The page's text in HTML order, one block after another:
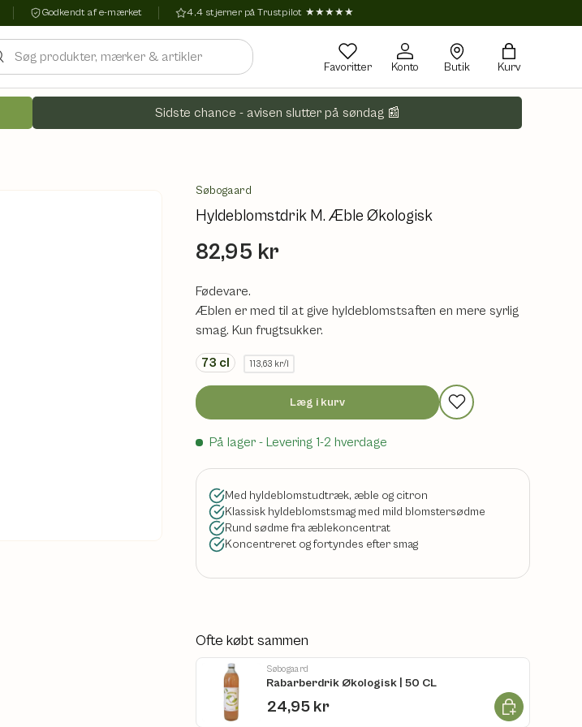
Godkendt af e-mærket 4,4 stjerner på Trustpilot ★★★★★
Favoritter
Konto Butik Kurv
Sidste chance - avisen slutter på søndag 📰
Søbogaard
Hyldeblomstdrik M. Æble Økologisk
82,95 kr
Fødevare.
Æblen er med til at give hyldeblomstsaften en mere syrlig
smag. Kun frugtsukker.
73 cl 113,63 kr/l
Læg i kurv
På lager - Levering 1-2 hverdage
Med hyldeblomstudtræk, æble og citron
Klassisk hyldeblomstsmag med mild blomstersødme
Rund sødme fra æblekoncentrat
Koncentreret og fortyndes efter smag
Ofte købt sammen
Søbogaard
Rabarberdrik Økologisk | 50 CL
24,95 kr Læg i kurv